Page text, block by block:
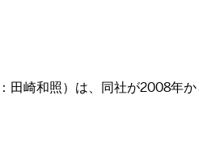
崎和照）は、同社が2008年